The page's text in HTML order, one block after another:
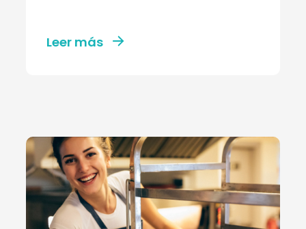
Leer más